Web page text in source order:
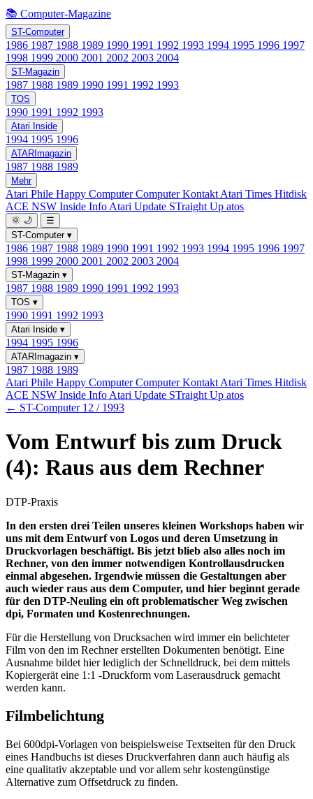
📚 Computer-Magazine
ST-Computer
1986 1987 1988 1989 1990 1991 1992 1993 1994 1995 1996 1997
1998 1999 2000 2001 2002 2003 2004
ST-Magazin
1987 1988 1989 1990 1991 1992 1993
TOS
1990 1991 1992 1993
Atari Inside
1994 1995 1996
ATARImagazin
1987 1988 1989
Mehr
Atari Phile Happy ComputerComputer Kontakt Atari Times Hitdisk
ACE NSW Inside Info Atari Update STraight Up atos
🌞 🌙
☰
ST-Computer ▾
1986 1987 1988 1989 1990 1991 1992 1993 1994 1995 1996 1997
1998 1999 2000 2001 2002 2003 2004
ST-Magazin ▾
1987 1988 1989 1990 1991 1992 1993
TOS ▾
1990 1991 1992 1993
Atari Inside ▾
1994 1995 1996
ATARImagazin ▾
1987 1988 1989
Atari Phile Happy ComputerComputer Kontakt Atari Times Hitdisk
ACE NSW Inside Info Atari Update STraight Up atos
← ST-Computer 12 / 1993
Vom Entwurf bis zum Druck
(4): Raus aus dem Rechner
DTP-Praxis
In den ersten drei Teilen unseres kleinen Workshops haben wir
uns mit dem Entwurf von Logos und deren Umsetzung in
Druckvorlagen beschäftigt. Bis jetzt blieb also alles noch im
Rechner, von den immer notwendigen Kontrollausdrucken
einmal abgesehen. Irgendwie müssen die Gestaltungen aber
auch wieder raus aus dem Computer, und hier beginnt gerade
für den DTP-Neuling ein oft problematischer Weg zwischen
dpi, Formaten und Kostenrechnungen.
Für die Herstellung von Drucksachen wird immer ein belichteter
Film von den im Rechner erstellten Dokumenten benötigt. Eine
Ausnahme bildet hier lediglich der Schnelldruck, bei dem mittels
Kopiergerät eine 1:1 -Druckform vom Laserausdruck gemacht
werden kann.
Filmbelichtung
Bei 600dpi-Vorlagen von beispielsweise Textseiten für den Druck
eines Handbuchs ist dieses Druckverfahren dann auch häufig als
eine qualitativ akzeptable und vor allem sehr kostengünstige
Alternative zum Offsetdruck zu finden.